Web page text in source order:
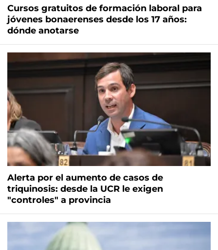
Cursos gratuitos de formación laboral para
jóvenes bonaerenses desde los 17 años:
dónde anotarse
Alerta por el aumento de casos de
triquinosis: desde la UCR le exigen
"controles" a provincia